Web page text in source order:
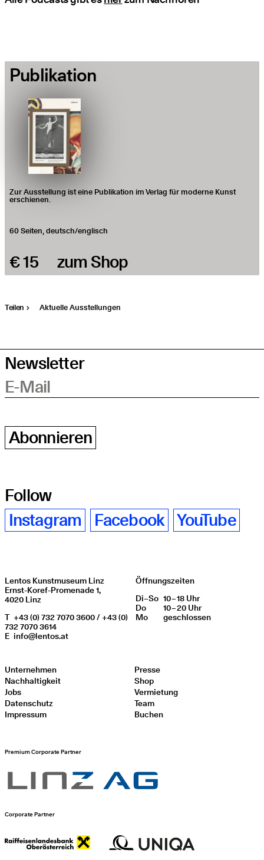
Publikation
Zur Aus­stel­lung ist eine Publi­ka­ti­on im Ver­lag für moder­ne Kunst
erschienen.
60 Sei­ten, deutsch/​englisch
€ 15 zum Shop
Teilen Aktuelle Ausstellungen
Newsletter
E-Mail
Abonnieren
Follow
Instagram
Facebook YouTube
Lentos Kunstmuseum Linz
Ernst-Koref-Promenade 1,
4020 Linz
T +43 (0) 732 7070 3600 / +43 (0)
732 7070 3614
E info@lentos.at
Öffnungszeiten
WochentagÖffnungszeiten
Di–So 10 – 18 Uhr
Do
10 – 20 Uhr
Mo
geschlos­sen
Unternehmen
Nachhaltigkeit
Jobs
Datenschutz
Impressum
Presse
Shop
Vermietung
Team
Buchen
Premium Corporate Partner
Corporate Partner